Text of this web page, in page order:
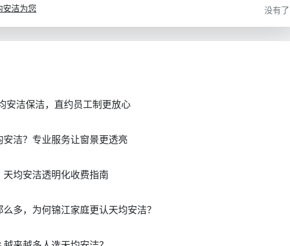
电掸
抽清洗、窗帘高位除尘、装饰画框
灰尘拂拭、洗衣机胶圈除霉
窗凹槽吸尘、地脚线除灰
安洁为您
没有了
安洁保洁，直约员工制更放心
洁？专业服务让窗景更透亮
均安洁透明化收费指南
多，为何锦江家庭更认天均安洁？